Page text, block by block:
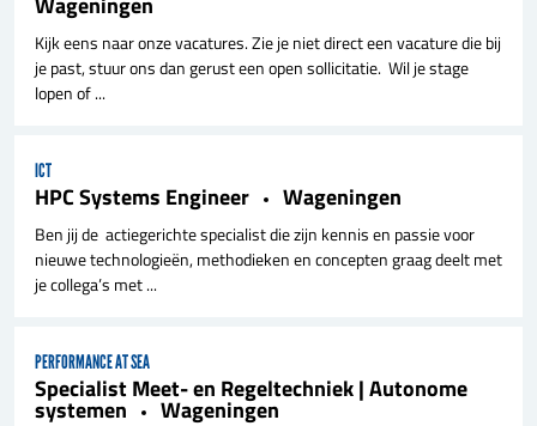
Kijk eens naar onze vacatures. Zie je niet direct een vacature die bij
je past, stuur ons dan gerust een open sollicitatie. Wil je stage
lopen of ...
ICT
HPC Systems Engineer Wageningen
Ben jij de actiegerichte specialist die zijn kennis en passie voor
nieuwe technologieën, methodieken en concepten graag deelt met
je collega’s met ...
PERFORMANCE AT SEA
Specialist Meet- en Regeltechniek | Autonome
systemen Wageningen